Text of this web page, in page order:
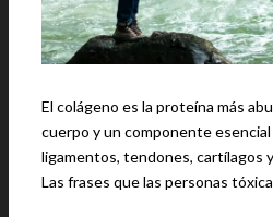
El colágeno es la proteína más
cuerpo y un componente
ligamentos, tendones, cartílagos y piel. Te puede
Las frases que las personas